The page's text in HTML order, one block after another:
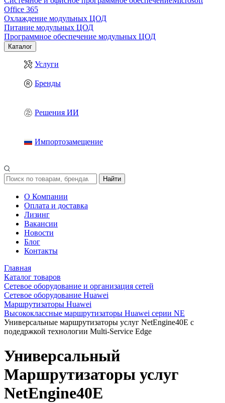
Office 365
Охлаждение модульных ЦОД
Питание модульных ЦОД
Программное обеспечение модульных ЦОД
Каталог
Услуги
Бренды
Решения ИИ
Импортозамещение
Найти
О Компании
Оплата и доставка
Лизинг
Вакансии
Новости
Блог
Контакты
Главная
Каталог товаров
Сетевое оборудование и организация сетей
Сетевое оборудование Huawei
Маршрутизаторы Huawei
Высококлассные маршрутизаторы Huawei серии NE
Универсальные маршрутизаторы услуг NetEngine40E с
подедржкой технологии Multi-Service Edge
Универсальный
Маршрутизаторы услуг
NetEngine40E